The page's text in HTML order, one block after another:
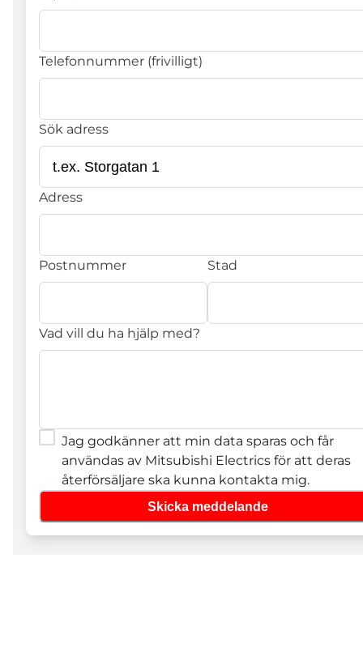
Telefonnummer (frivilligt)
Sök adress
Adress
Postnummer Stad
Vad vill du ha hjälp med?
Jag godkänner att min data sparas och får
användas av Mitsubishi Electrics för att deras
återförsäljare ska kunna kontakta mig.
Skicka meddelande